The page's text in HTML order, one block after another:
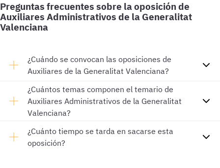
Preguntas frecuentes sobre la oposición de
Auxiliares Administrativos de la Generalitat
Valenciana
¿Cuándo se convocan las oposiciones de
Auxiliares de la Generalitat Valenciana?
¿Cuántos temas componen el temario de
Auxiliares Administrativos de la Generalitat
Valenciana?
¿Cuánto tiempo se tarda en sacarse esta
oposición?